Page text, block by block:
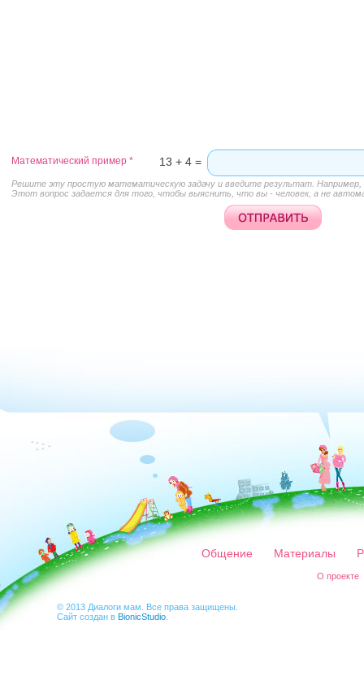
Этот вопрос задается для того, чтобы выяснить, что вы - человек, а не
Математический пример * 13 + 4 =
Решите эту простую математическую задачу и введите результат. Например,
Общение Материалы
О проекте
© 2013 Диалоги мам. Все права защищены.
Сайт создан в BionicStudio